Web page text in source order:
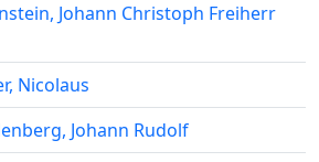
Johann Christoph Freiherr
Nicolaus
Johann Rudolf